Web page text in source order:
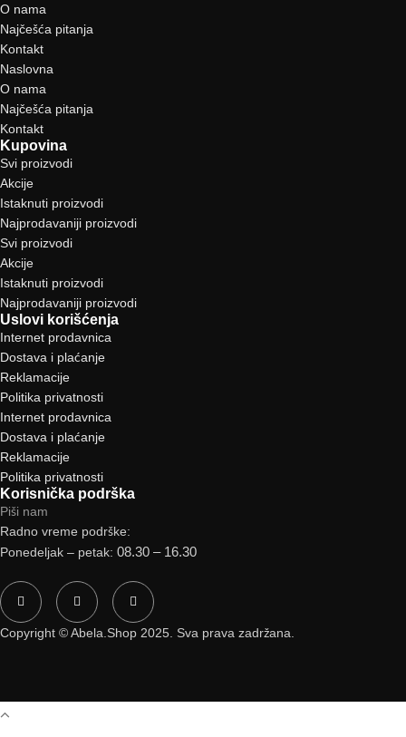
O nama
Najčešća pitanja
Kontakt
Naslovna
O nama
Najčešća pitanja
Kontakt
Kupovina
Svi proizvodi
Akcije
Istaknuti proizvodi
Najprodavaniji proizvodi
Svi proizvodi
Akcije
Istaknuti proizvodi
Najprodavaniji proizvodi
Uslovi korišćenja
Internet prodavnica
Dostava i plaćanje
Reklamacije
Politika privatnosti
Internet prodavnica
Dostava i plaćanje
Reklamacije
Politika privatnosti
Korisnička podrška
Piši nam
Radno vreme podrške:
Ponedeljak – petak: 08.30 – 16.30
Copyright © Abela.Shop 2025. Sva prava zadržana.